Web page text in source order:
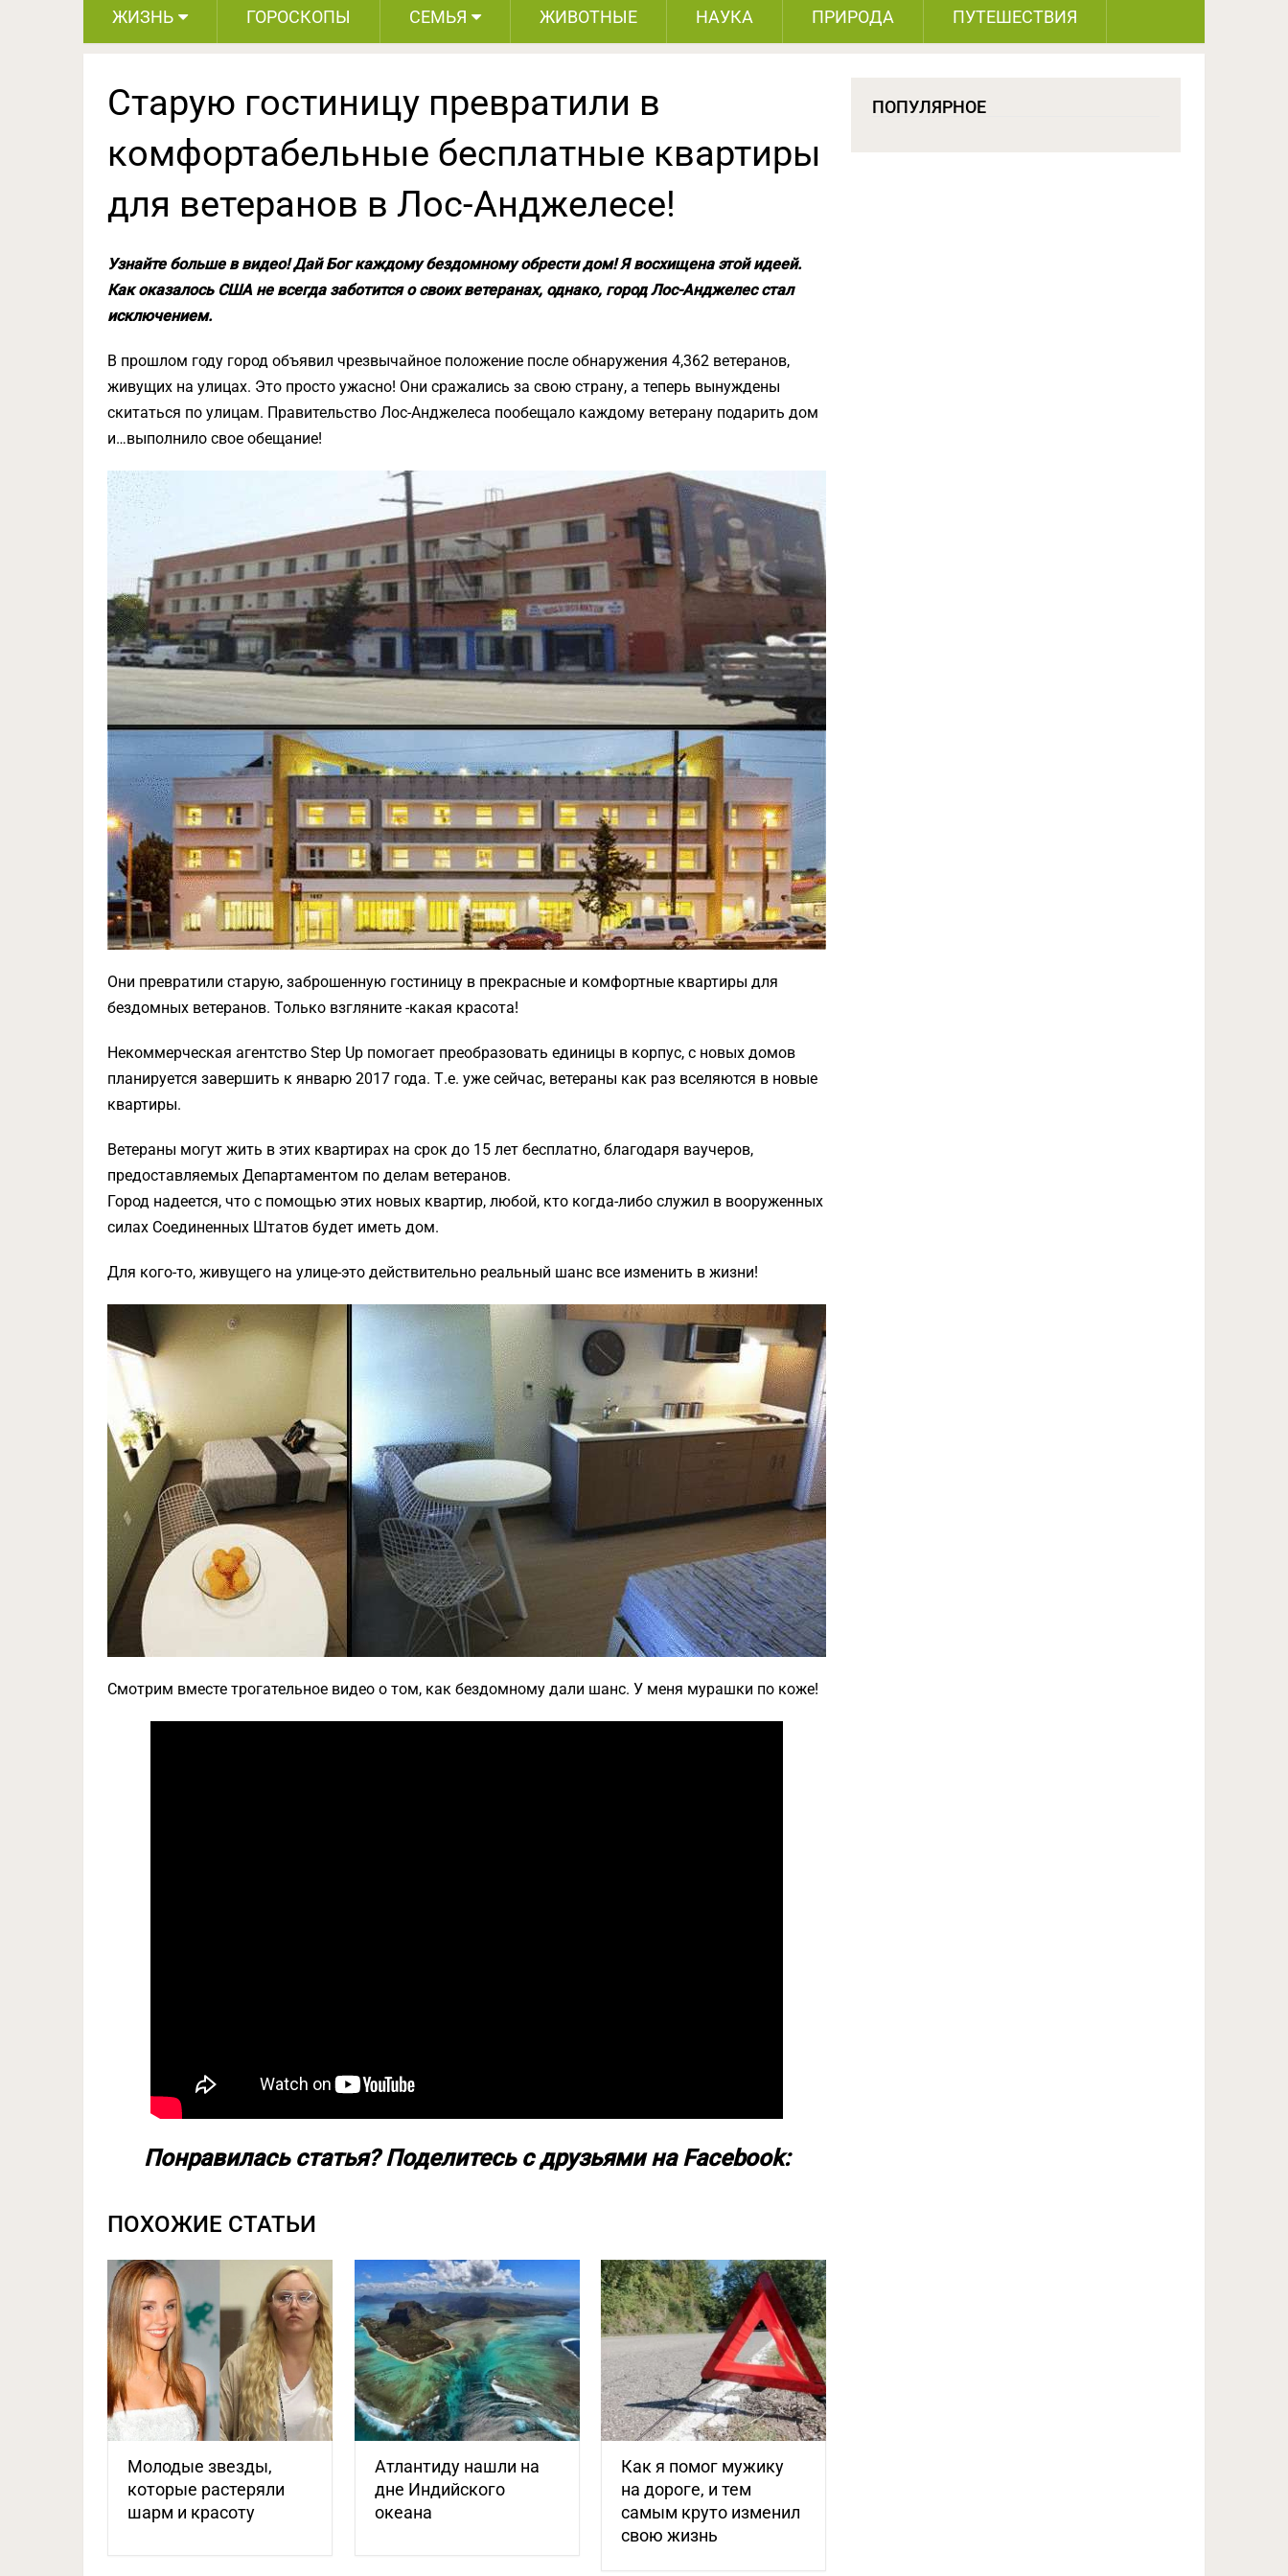
ЖИЗНЬ ГОРОСКОПЫ СЕМЬЯ ЖИВОТНЫЕ НАУКА ПРИРОДА ПУТЕШЕСТВИЯ
Старую гостиницу превратили в
комфортабельные бесплатные квартиры
для ветеранов в Лос-Анджелесе!
Узнайте больше в видео! Дай Бог каждому бездомному обрести дом! Я восхищена этой идеей.
Как оказалось США не всегда заботится о своих ветеранах, однако, город Лос-Анджелес стал
исключением.
В прошлом году город объявил чрезвычайное положение после обнаружения 4,362 ветеранов,
живущих на улицах. Это просто ужасно! Они сражались за свою страну, а теперь вынуждены
скитаться по улицам. Правительство Лос-Анджелеса пообещало каждому ветерану подарить дом
и…выполнило свое обещание!
Они превратили старую, заброшенную гостиницу в прекрасные и комфортные квартиры для
бездомных ветеранов. Только взгляните -какая красота!
Некоммерческая агентство Step Up помогает преобразовать единицы в корпус, с новых домов
планируется завершить к январю 2017 года. Т.е. уже сейчас, ветераны как раз вселяются в новые
квартиры.
Ветераны могут жить в этих квартирах на срок до 15 лет бесплатно, благодаря ваучеров,
предоставляемых Департаментом по делам ветеранов.
Город надеется, что с помощью этих новых квартир, любой, кто когда-либо служил в вооруженных
силах Соединенных Штатов будет иметь дом.
Для кого-то, живущего на улице-это действительно реальный шанс все изменить в жизни!
Смотрим вместе трогательное видео о том, как бездомному дали шанс. У меня мурашки по коже!
Понравилась статья? Поделитесь с друзьями на Facebook:
ПОХОЖИЕ СТАТЬИ
Молодые звезды,
которые растеряли
шарм и красоту
Атлантиду нашли на
дне Индийского
океана
Как я помог мужику
на дороге, и тем
самым круто изменил
свою жизнь
ПОПУЛЯРНОЕ